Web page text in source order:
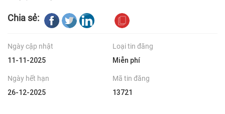
Chia sẻ:
Ngày cập nhật
11-11-2025
Loại tin đăng
Miễn phí
Ngày hết hạn
26-12-2025
Mã tin đăng
13721